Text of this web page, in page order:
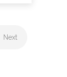
Next